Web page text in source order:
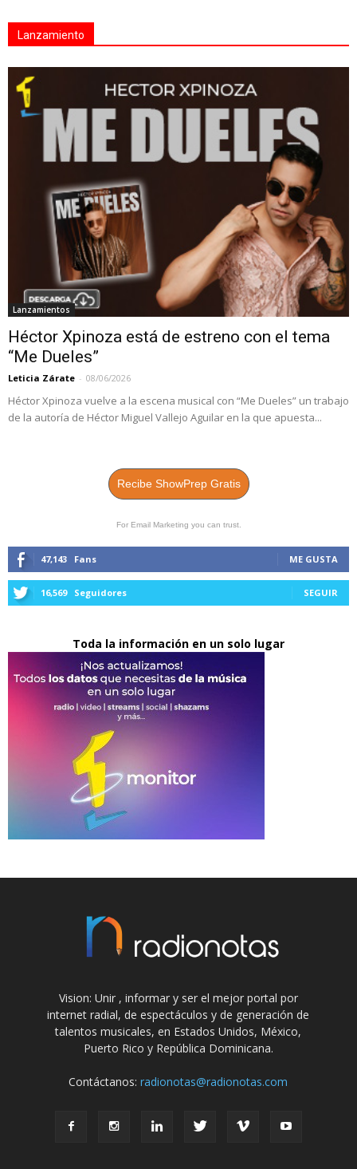
Lanzamiento
Lanzamientos
Héctor Xpinoza está de estreno con el tema
“Me Dueles”
Leticia Zárate - 08/06/2026
Héctor Xpinoza vuelve a la escena musical con “Me Dueles” un trabajo
de la autoría de Héctor Miguel Vallejo Aguilar en la que apuesta...
Recibe ShowPrep Gratis
For Email Marketing you can trust.
47,143 Fans ME GUSTA
16,569 Seguidores SEGUIR
Toda la información en un solo lugar
Vision: Unir , informar y ser el mejor portal por
internet radial, de espectáculos y de generación de
talentos musicales, en Estados Unidos, México,
Puerto Rico y República Dominicana.
Contáctanos:radionotas@radionotas.com